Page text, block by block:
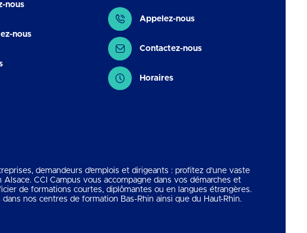
nous
nous
Contact
Appelez-nous
Contactez-nous
Horaires
demandeurs d’emplois et dirigeants : profitez d’une vaste
CCI Campus vous accompagne dans vos démarches et
de formations courtes, diplômantes ou en langues étrangères.
dans nos centres de formation Bas-Rhin ainsi que du Haut-Rhin.